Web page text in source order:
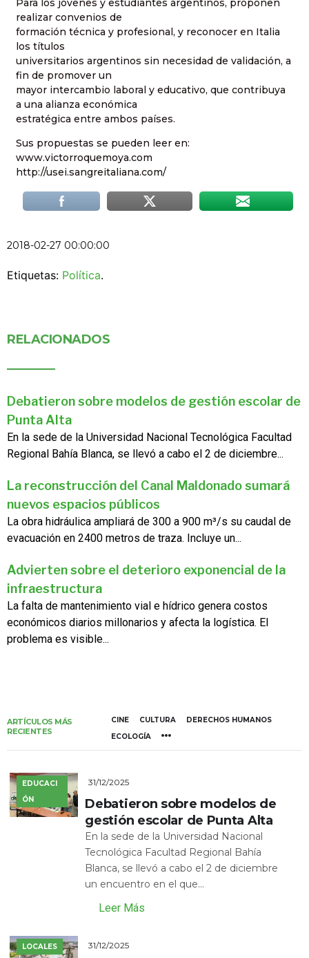
Para los jóvenes y estudiantes argentinos, proponen
realizar convenios de
formación técnica y profesional, y reconocer en Italia
los títulos
universitarios argentinos sin necesidad de validación, a
fin de promover un
mayor intercambio laboral y educativo, que contribuya
a una alianza económica
estratégica entre ambos países.
Sus propuestas se pueden leer en:
www.victorroquemoya.com
http://usei.sangreitaliana.com/
2018-02-27 00:00:00
Etiquetas: Política.
RELACIONADOS
Debatieron sobre modelos de gestión escolar de
Punta Alta
En la sede de la Universidad Nacional Tecnológica Facultad
Regional Bahía Blanca, se llevó a cabo el 2 de diciembre...
La reconstrucción del Canal Maldonado sumará
nuevos espacios públicos
La obra hidráulica ampliará de 300 a 900 m³/s su caudal de
evacuación en 2400 metros de traza. Incluye un...
Advierten sobre el deterioro exponencial de la
infraestructura
La falta de mantenimiento vial e hídrico genera costos
económicos diarios millonarios y afecta la logística. El
problema es visible...
ARTÍCULOS MÁS
RECIENTES
CINE CULTURA
DERECHOS HUMANOS
ECOLOGÍA
EDUCACI
ÓN
31/12/2025
Debatieron sobre modelos de
gestión escolar de Punta Alta
En la sede de la Universidad Nacional
Tecnológica Facultad Regional Bahía
Blanca, se llevó a cabo el 2 de diciembre
un encuentro en el que...
Leer Más
LOCALES 31/12/2025